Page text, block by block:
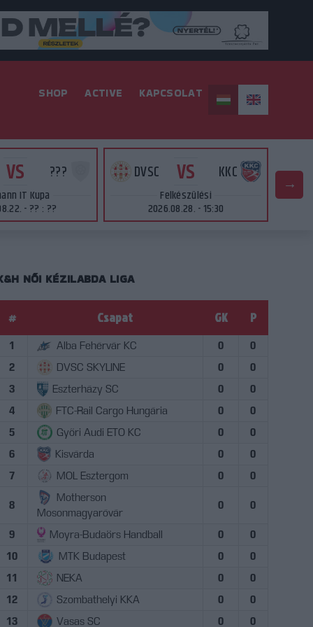
SHOP ACTIVE KAPCSOLAT
VS ???
IT Kupa
- ?? : ??
DVSC VS KKC
Felkészülési
2026.08.28. - 15:30
NŐI KÉZILABDA LIGA
# Csapat GK P
1 Alba Fehérvár KC 0
0
2
DVSC SKYLINE 0
0
3
Eszterházy SC 0
0
4
FTC-Rail Cargo Hungária 0
0
5
Győri Audi ETO KC 0
0
6
Kisvárda 0
0
7
MOL Esztergom 0 0
8
Motherson
Mosonmagyaróvár
0 0
9 Moyra-Budaörs Handball 0
0
10
MTK Budapest 0
0
11
NEKA 0
0
12
Szombathelyi KKA 0
0
13
Vasas SC 0
0